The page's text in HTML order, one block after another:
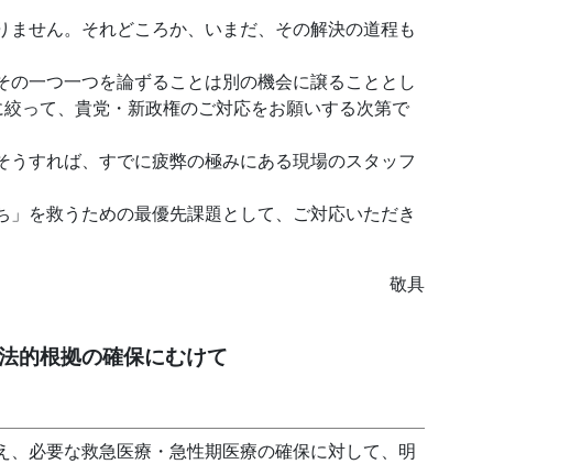
せん。それどころか、いまだ、その解決の道程も
一つ一つを論ずることは別の機会に譲ることとし
って、貴党・新政権のご対応をお願いする次第で
すれば、すでに疲弊の極みにある現場のスタッフ
を救うための最優先課題として、ご対応いただき
敬具
根拠の確保にむけて
必要な救急医療・急性期医療の確保に対して、明